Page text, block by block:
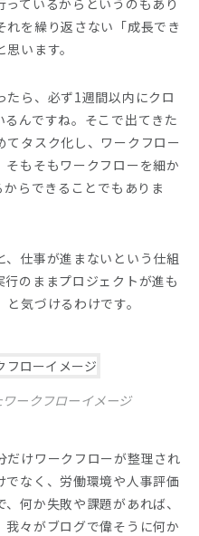
れを繰り返さない「成長でき
います。
たら、必ず1週間以内にクロ
んですね。そこで出てきた
てタスク化し、ワークフロー
そもそもワークフローを細か
らできることでもありま
仕事が進まないという仕組
のままプロジェクトが進も
気づけるわけです。
ークフローイメージ
だけワークフローが整理され
なく、労働環境や人事評価
何か失敗や課題があれば、
々がブログで偉そうに何か